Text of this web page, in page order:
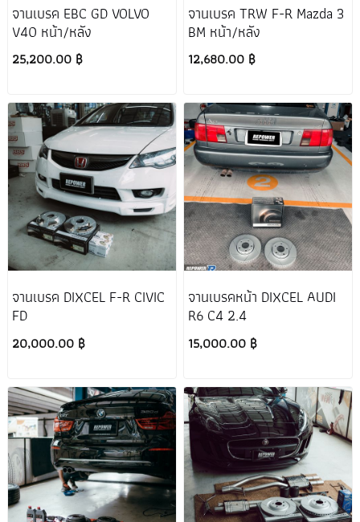
จานเบรค EBC GD VOLVO
V40 หน้า/หลัง
25,200.00 ฿
จานเบรค TRW F-R Mazda 3
BM หน้า/หลัง
12,680.00 ฿
จานเบรค DIXCEL F-R CIVIC
FD
20,000.00 ฿
จานเบรคหน้า DIXCEL AUDI
R6 C4 2.4
15,000.00 ฿